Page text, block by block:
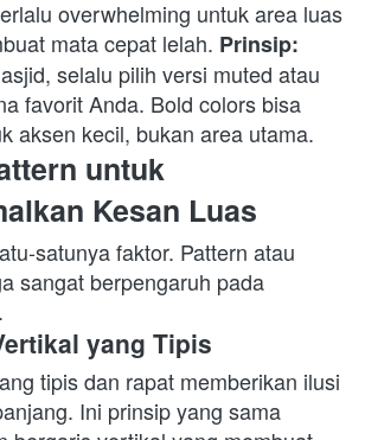
overwhelming untuk area luas
mata cepat lelah. Prinsip:
selalu pilih versi muted atau
favorit Anda. Bold colors bisa
aksen kecil, bukan area utama.
untuk
Kesan Luas
satunya faktor. Pattern atau
sangat berpengaruh pada
yang Tipis
tipis dan rapat memberikan ilusi
Ini prinsip yang sama